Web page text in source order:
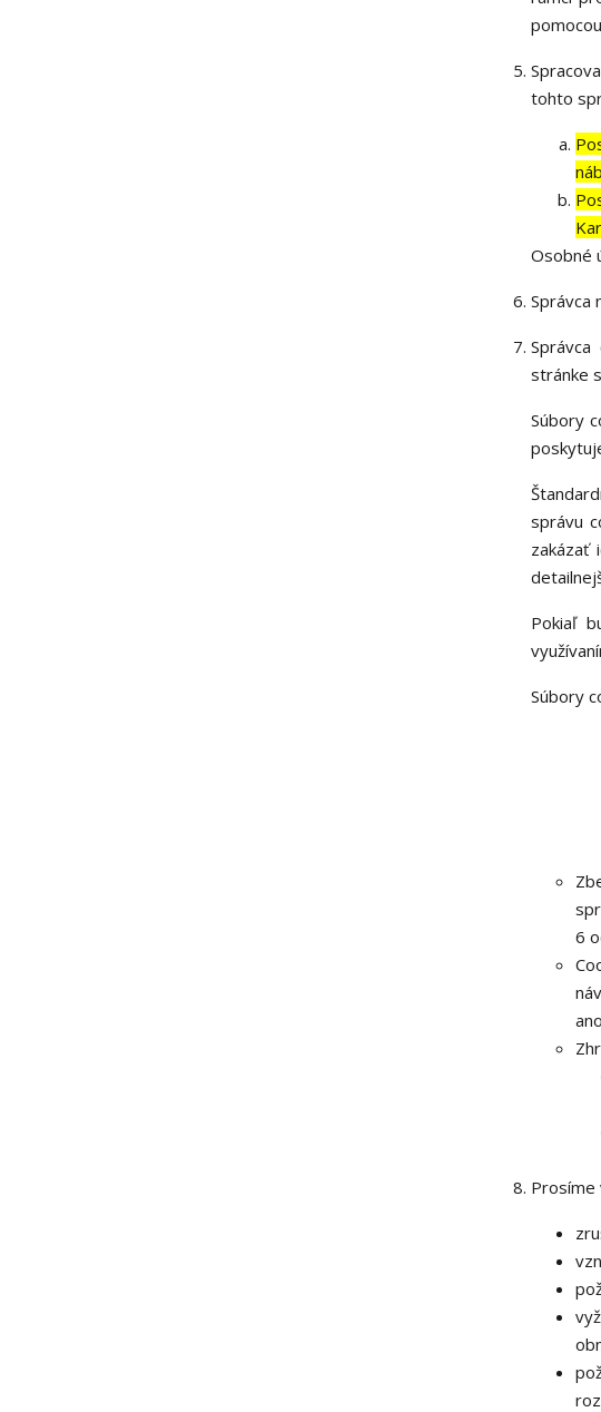
tohto
Osobné
Správca
stránke
Súbory
správu
zakázať
Pokiaľ
Súbory
6
Prosíme